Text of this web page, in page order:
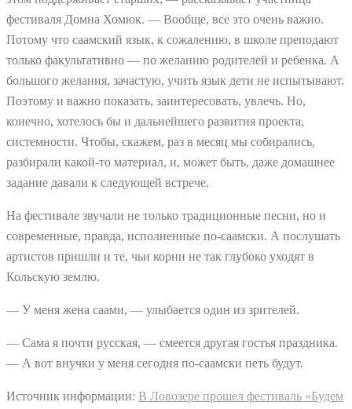
фестиваля Домна Хомюк. — Вообще, все это очень важно.
Потому что саамский язык, к сожалению, в школе преподают
только факультативно — по желанию родителей и ребенка. А
большого желания, зачастую, учить язык дети не испытывают.
Поэтому и важно показать, заинтересовать, увлечь. Но,
конечно, хотелось бы и дальнейшего развития проекта,
системности. Чтобы, скажем, раз в месяц мы собирались,
разбирали какой-то материал, и, может быть, даже домашнее
задание давали к следующей встрече.
На фестивале звучали не только традиционные песни, но и
современные, правда, исполненные по-саамски. А послушать
артистов пришли и те, чьи корни не так глубоко уходят в
Кольскую землю.
— У меня жена саами, — улыбается один из зрителей.
— Сама я почти русская, — смеется другая гостья праздника.
— А вот внучки у меня сегодня по-саамски петь будут.
Источник информации: В Ловозере прошел фестиваль «Будем